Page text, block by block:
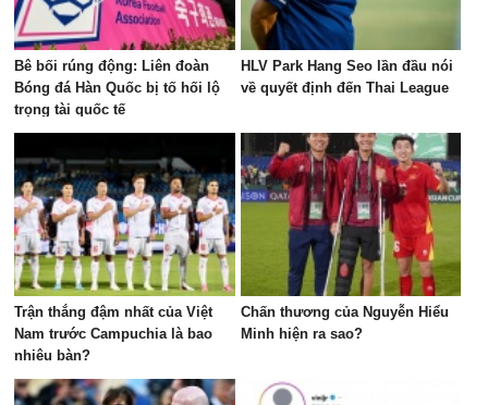
Bê bối rúng động: Liên đoàn
Bóng đá Hàn Quốc bị tố hối lộ
trọng tài quốc tế
HLV Park Hang Seo lần đầu nói
về quyết định đến Thai League
Trận thắng đậm nhất của Việt
Nam trước Campuchia là bao
nhiêu bàn?
Chấn thương của Nguyễn Hiểu
Minh hiện ra sao?